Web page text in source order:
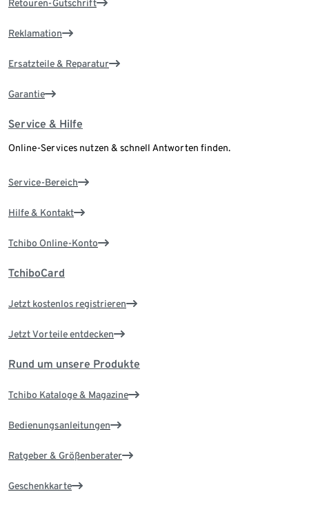
Retouren-Gutschrift
Reklamation
Ersatzteile & Reparatur
Garantie
Service & Hilfe
Online-Services nutzen & schnell Antworten finden.
Service-Bereich
Hilfe & Kontakt
Tchibo Online-Konto
TchiboCard
Jetzt kostenlos registrieren
Jetzt Vorteile entdecken
Rund um unsere Produkte
Tchibo Kataloge & Magazine
Bedienungsanleitungen
Ratgeber & Größenberater
Geschenkkarte